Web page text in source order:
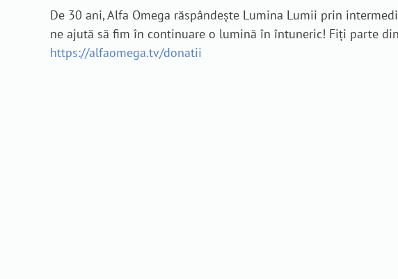
De 30 ani, Alfa Omega răspândește Lumina Lumii prin
ne ajută să fim în continuare o lumină în întuneric! Fiți parte
https://alfaomega.tv/donatii